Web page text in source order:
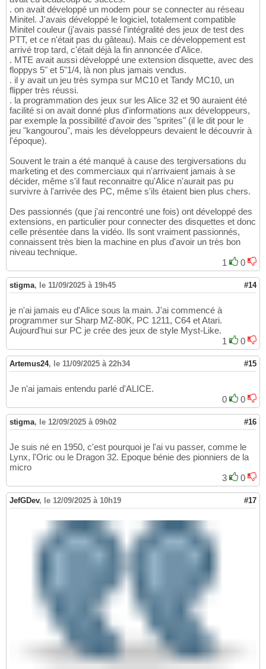
. on avait développé un modem pour se connecter au réseau
Minitel. J'avais développé le logiciel, totalement compatible
Minitel couleur (j'avais passé l'intégralité des jeux de test des
PTT, et ce n'était pas du gâteau). Mais ce développement est
arrivé trop tard, c'était déjà la fin annoncée d'Alice.
. MTE avait aussi développé une extension disquette, avec des
floppys 5" et 5"1/4, là non plus jamais vendus.
. il y avait un jeu très sympa sur MC10 et Tandy MC10, un
flipper très réussi.
. la programmation des jeux sur les Alice 32 et 90 auraient été
facilité si on avait donné plus d'informations aux développeurs,
par exemple la possibilité d'avoir des "sprites" (il le dit pour le
jeu "kangourou", mais les développeurs devaient le découvrir à
l'époque).
Souvent le train a été manqué à cause des tergiversations du
marketing et des commerciaux qui n'arrivaient jamais à se
décider, même s'il faut reconnaitre qu'Alice n'aurait pas pu
survivre à l'arrivée des PC, même s'ils étaient bien plus chers.
Des passionnés (que j'ai rencontré une fois) ont développé des
extensions, en particulier pour connecter des disquettes et donc
celle présentée dans la vidéo. Ils sont vraiment passionnés,
connaissent très bien la machine en plus d'avoir un très bon
niveau technique.
1
0
stigma, le 11/09/2025 à 19h45 #14
je n'ai jamais eu d'Alice sous la main. J'ai commencé à
programmer sur Sharp MZ-80K, PC 1211, C64 et Atari.
Aujourd'hui sur PC je crée des jeux de style Myst-Like.
1
0
Artemus24, le 11/09/2025 à 22h34 #15
Je n'ai jamais entendu parlé d'ALICE.
0
0
stigma, le 12/09/2025 à 09h02 #16
Je suis né en 1950, c'est pourquoi je l'ai vu passer, comme le
Lynx, l'Oric ou le Dragon 32. Epoque bénie des pionniers de la
micro
3
0
JefGDev, le 12/09/2025 à 10h19 #17